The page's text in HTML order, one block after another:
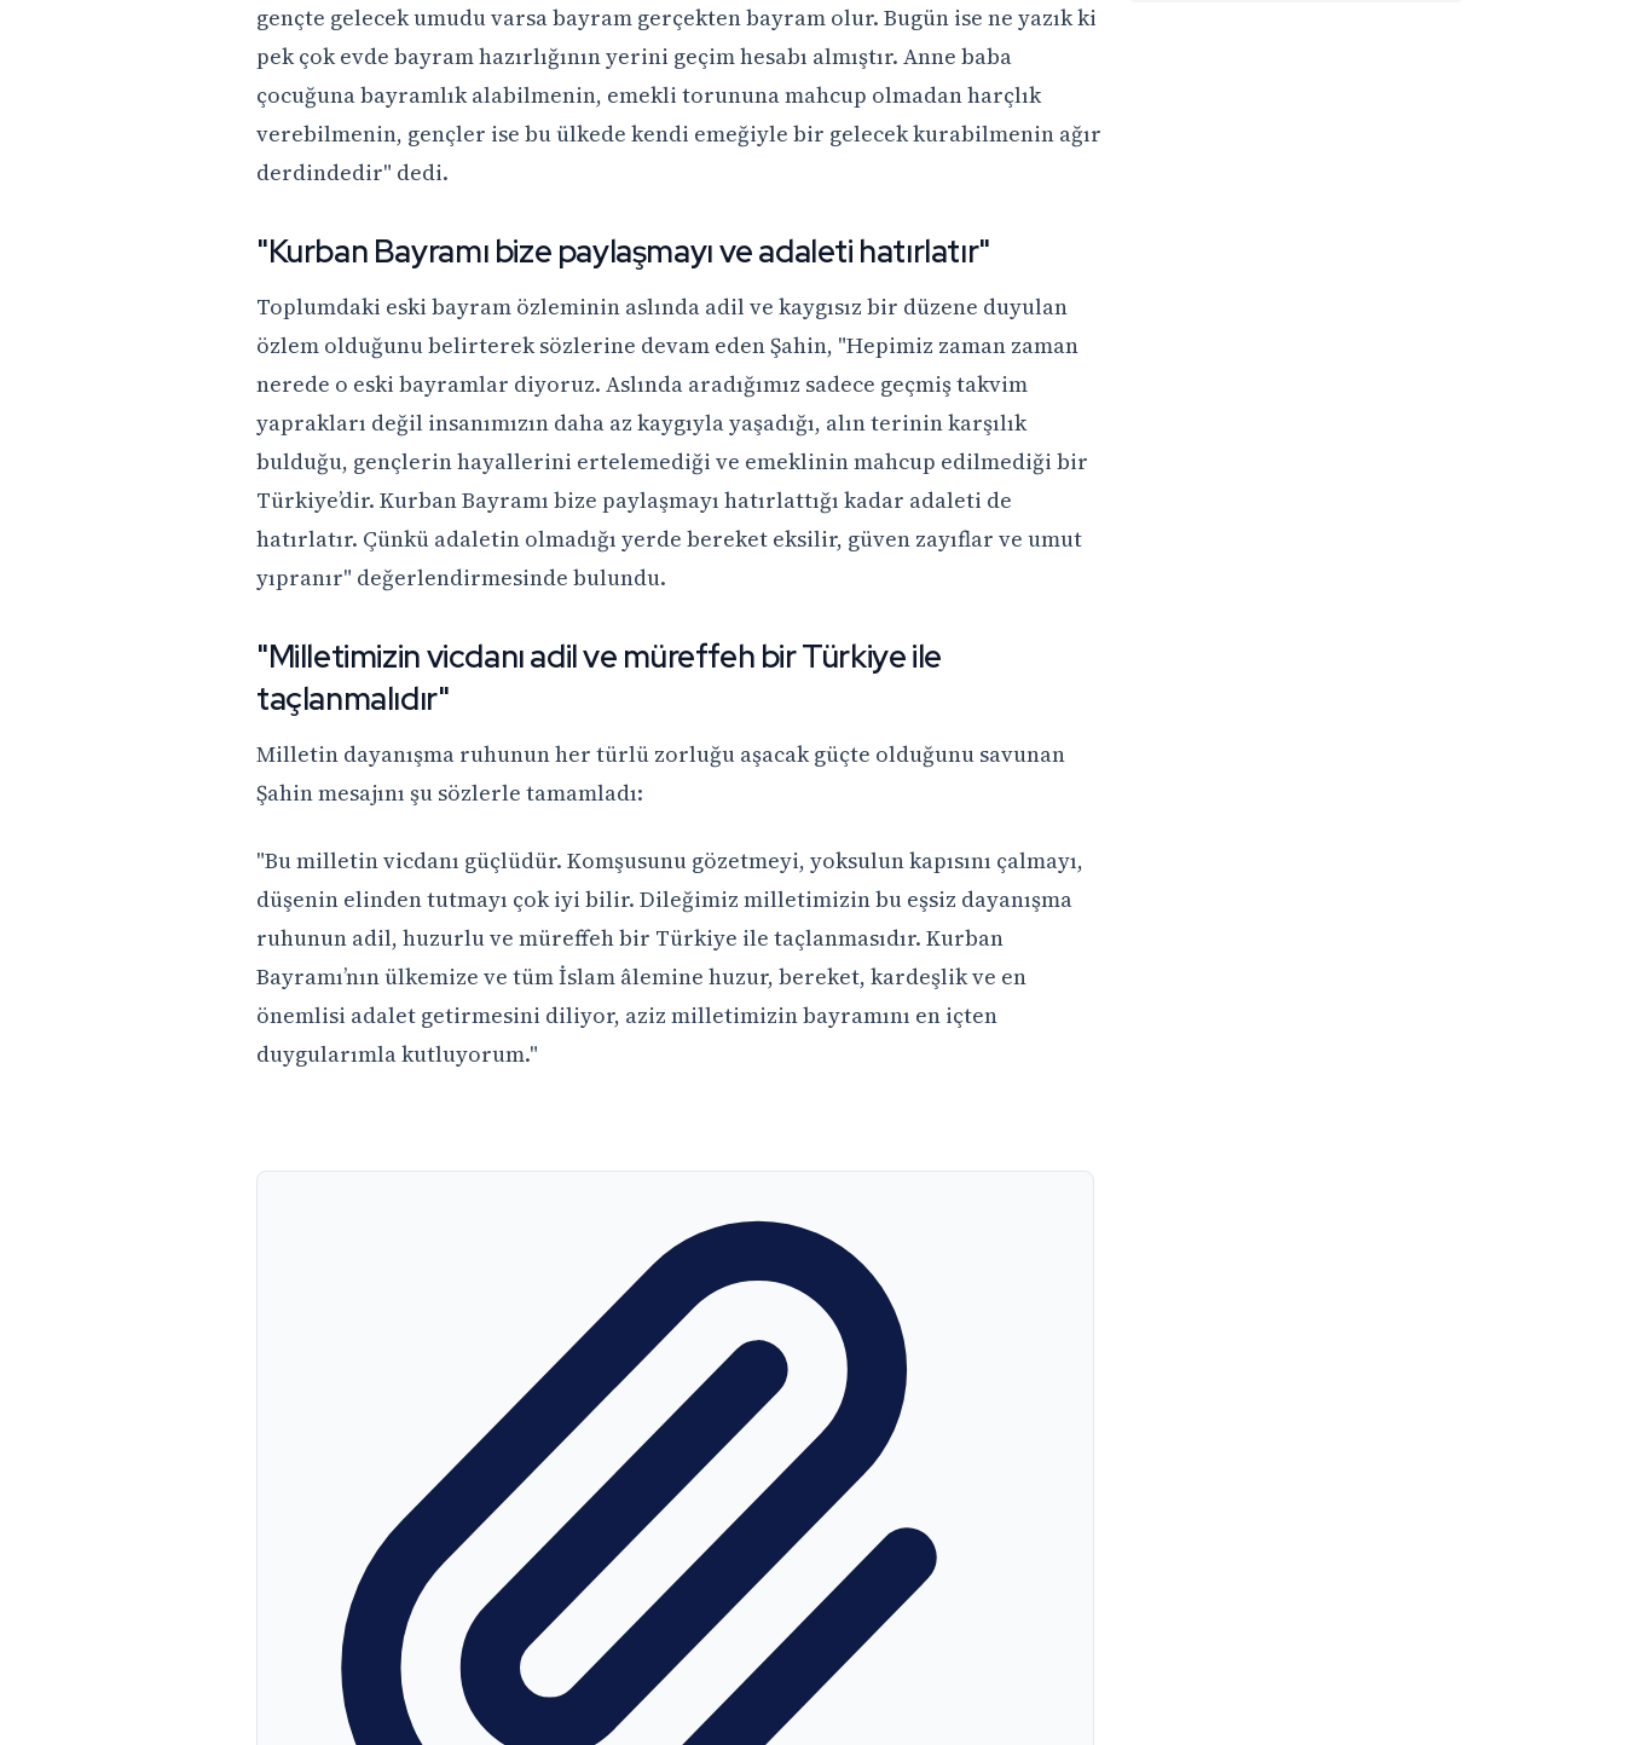
gençte gelecek umudu varsa bayram gerçekten bayram olur. Bugün ise ne yazık ki
pek çok evde bayram hazırlığının yerini geçim hesabı almıştır. Anne baba
çocuğuna bayramlık alabilmenin, emekli torununa mahcup olmadan harçlık
verebilmenin, gençler ise bu ülkede kendi emeğiyle bir gelecek kurabilmenin ağır
derdindedir" dedi.
"Kurban Bayramı bize paylaşmayı ve adaleti hatırlatır"
Toplumdaki eski bayram özleminin aslında adil ve kaygısız bir düzene duyulan
özlem olduğunu belirterek sözlerine devam eden Şahin, "Hepimiz zaman zaman
nerede o eski bayramlar diyoruz. Aslında aradığımız sadece geçmiş takvim
yaprakları değil insanımızın daha az kaygıyla yaşadığı, alın terinin karşılık
bulduğu, gençlerin hayallerini ertelemediği ve emeklinin mahcup edilmediği bir
Türkiye’dir. Kurban Bayramı bize paylaşmayı hatırlattığı kadar adaleti de
hatırlatır. Çünkü adaletin olmadığı yerde bereket eksilir, güven zayıflar ve umut
yıpranır" değerlendirmesinde bulundu.
"Milletimizin vicdanı adil ve müreffeh bir Türkiye ile
taçlanmalıdır"
Milletin dayanışma ruhunun her türlü zorluğu aşacak güçte olduğunu savunan
Şahin mesajını şu sözlerle tamamladı:
"Bu milletin vicdanı güçlüdür. Komşusunu gözetmeyi, yoksulun kapısını çalmayı,
düşenin elinden tutmayı çok iyi bilir. Dileğimiz milletimizin bu eşsiz dayanışma
ruhunun adil, huzurlu ve müreffeh bir Türkiye ile taçlanmasıdır. Kurban
Bayramı’nın ülkemize ve tüm İslam âlemine huzur, bereket, kardeşlik ve en
önemlisi adalet getirmesini diliyor, aziz milletimizin bayramını en içten
duygularımla kutluyorum."